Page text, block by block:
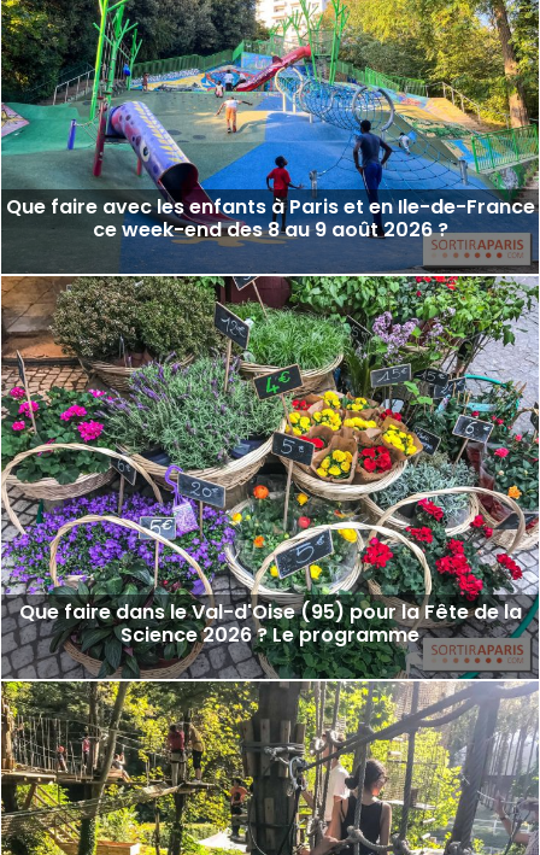
Que faire avec les enfants à Paris et en Ile-de-France
ce week-end des 8 au 9 août 2026 ?
Que faire dans le Val-d'Oise (95) pour la Fête de la
Science 2026 ? Le programme